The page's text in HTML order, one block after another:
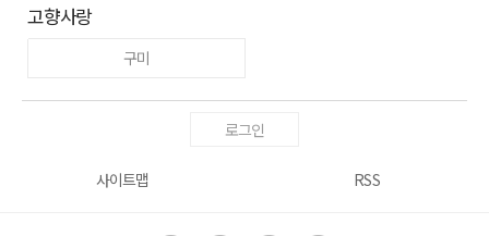
고향사랑
구미
로그인
사이트맵 RSS